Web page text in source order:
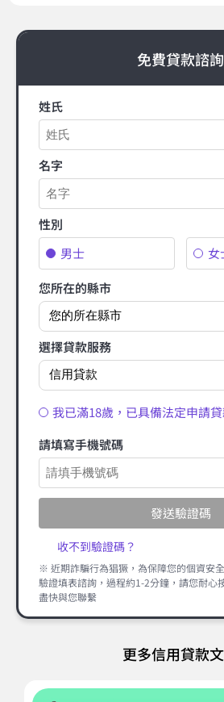
免費貸款諮詢
姓氏
名字
性別
男士
女
您所在的縣市
選擇貸款服務
我已滿18歲，已具備法定申請
請填寫手機號碼
發送驗證碼
收不到驗證碼？
※ 近期詐騙行為猖獗，為保障您的個資安
驗證填表諮詢，過程約1-2分鐘，請您耐心
盡快與您聯繫
更多信用貸款